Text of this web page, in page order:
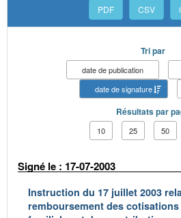
PDF CSV
Tri par
date de publication
date de signature
Résultats par
10 25 50
Signé le : 17-07-2003
Instruction du 17 juillet 2003
remboursement des